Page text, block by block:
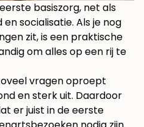
basiszorg, net als
socialisatie. Als je nog
zit, is een praktische
om alles op een rij te
vragen oproept
en sterk uit. Daardoor
er juist in de eerste